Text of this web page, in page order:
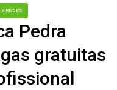
#REDES
Pedra
gratuitas